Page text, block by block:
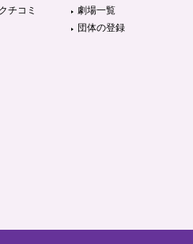
チコミ
劇場一覧
団体の登録